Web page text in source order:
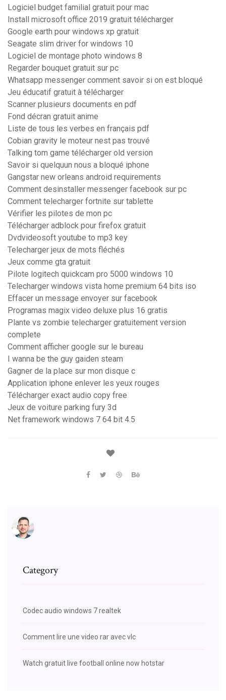
Logiciel budget familial gratuit pour mac
Install microsoft office 2019 gratuit télécharger
Google earth pour windows xp gratuit
Seagate slim driver for windows 10
Logiciel de montage photo windows 8
Regarder bouquet gratuit sur pc
Whatsapp messenger comment savoir si on est bloqué
Jeu éducatif gratuit à télécharger
Scanner plusieurs documents en pdf
Fond décran gratuit anime
Liste de tous les verbes en français pdf
Cobian gravity le moteur nest pas trouvé
Talking tom game télécharger old version
Savoir si quelquun nous a bloqué iphone
Gangstar new orleans android requirements
Comment desinstaller messenger facebook sur pc
Comment telecharger fortnite sur tablette
Vérifier les pilotes de mon pc
Télécharger adblock pour firefox gratuit
Dvdvideosoft youtube to mp3 key
Telecharger jeux de mots fléchés
Jeux comme gta gratuit
Pilote logitech quickcam pro 5000 windows 10
Telecharger windows vista home premium 64 bits iso
Effacer un message envoyer sur facebook
Programas magix video deluxe plus 16 gratis
Plante vs zombie telecharger gratuitement version
complete
Comment afficher google sur le bureau
I wanna be the guy gaiden steam
Gagner de la place sur mon disque c
Application iphone enlever les yeux rouges
Télécharger exact audio copy free
Jeux de voiture parking fury 3d
Net framework windows 7 64 bit 4.5
Category
Codec audio windows 7 realtek
Comment lire une video rar avec vlc
Watch gratuit live football online now hotstar